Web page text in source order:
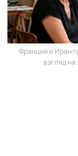
Франция и Иран
взгляд